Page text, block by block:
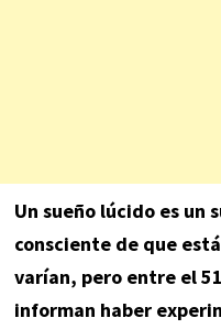
Un sueño lúcidoes un
consciente de que
varían, pero entre el
informan haber